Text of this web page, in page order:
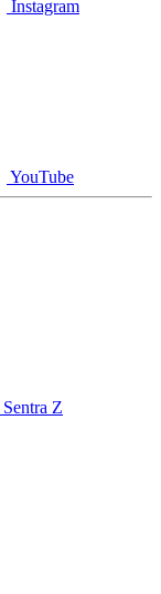
Instagram
YouTube
Sentra Z